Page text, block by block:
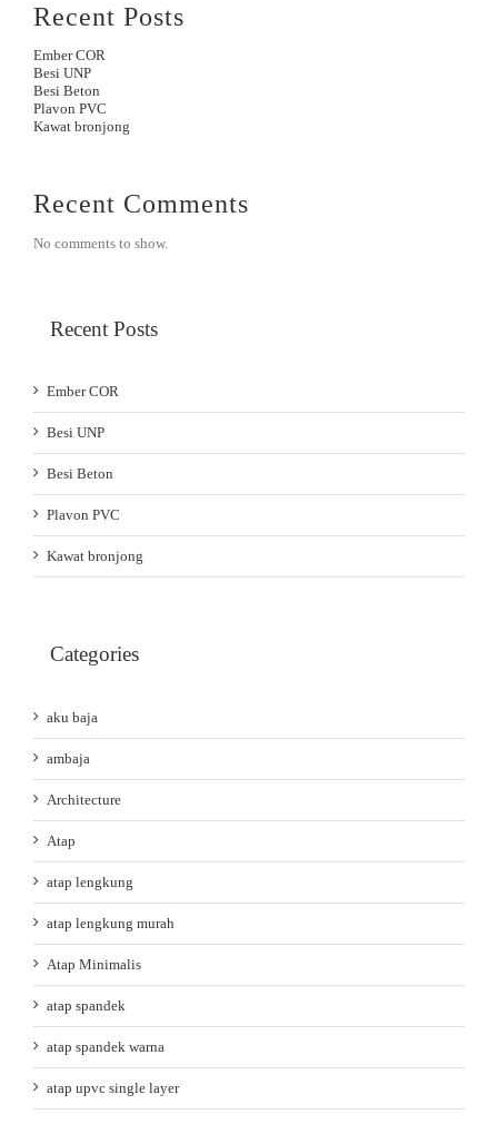
Recent Posts
Ember COR
Besi UNP
Besi Beton
Plavon PVC
Kawat bronjong
Recent Comments
No comments to show.
Recent Posts
Ember COR
Besi UNP
Besi Beton
Plavon PVC
Kawat bronjong
Categories
aku baja
ambaja
Architecture
Atap
atap lengkung
atap lengkung murah
Atap Minimalis
atap spandek
atap spandek warna
atap upvc single layer